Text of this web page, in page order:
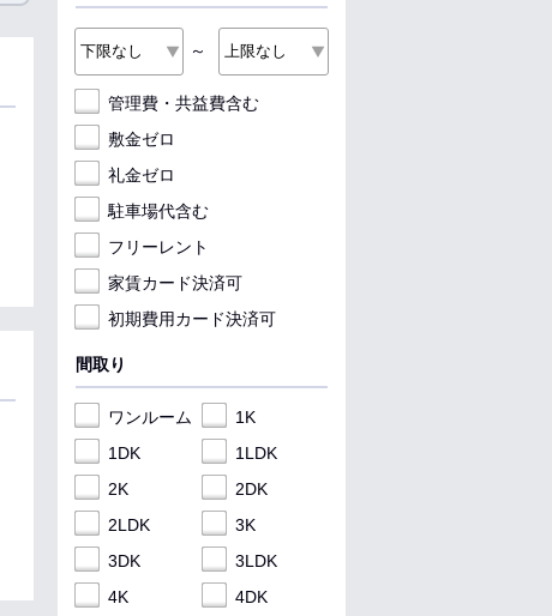
～
管理費・共益費含む
敷金ゼロ
礼金ゼロ
駐車場代含む
フリーレント
家賃カード決済可
初期費用カード決済可
間取り
ワンルーム
1K
1DK
1LDK
2K
2DK
2LDK
3K
3DK
3LDK
4K
4DK